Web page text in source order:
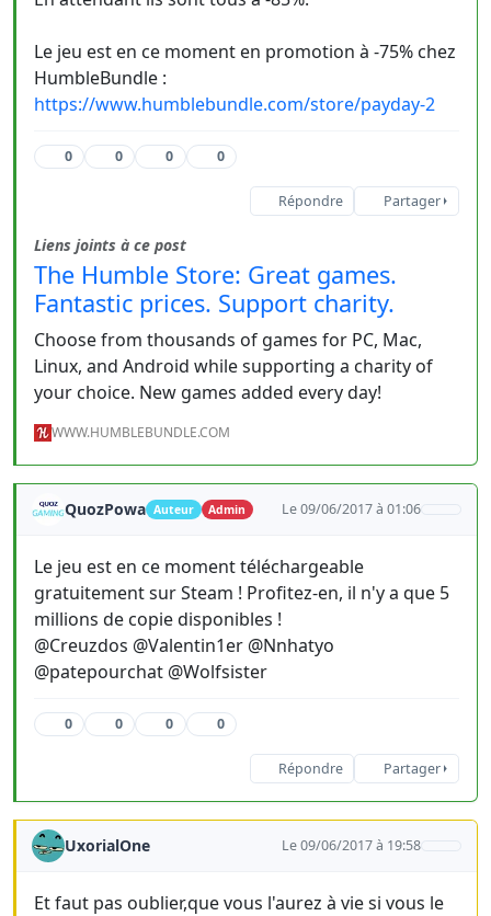
Le jeu est en ce moment en promotion à -75% chez
HumbleBundle :
https://www.humblebundle.com/store/payday-2
0 0 0 0
Répondre Partager
Liens joints à ce post
The Humble Store: Great games.
Fantastic prices. Support charity.
Choose from thousands of games for PC, Mac,
Linux, and Android while supporting a charity of
your choice. New games added every day!
WWW.HUMBLEBUNDLE.COM
QuozPowa Auteur Admin Le 09/06/2017 à 01:06
Le jeu est en ce moment téléchargeable
gratuitement sur Steam ! Profitez-en, il n'y a que 5
millions de copie disponibles !
@Creuzdos @Valentin1er @Nnhatyo
@patepourchat @Wolfsister
0 0 0 0
Répondre Partager
UxorialOne Le 09/06/2017 à 19:58
Et faut pas oublier,que vous l'aurez à vie si vous le